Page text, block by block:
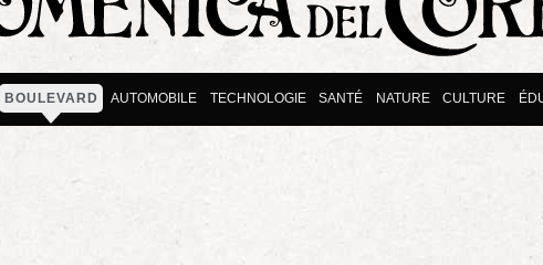
BOULEVARD AUTOMOBILE TECHNOLOGIE SANTÉ NATURE CULTURE